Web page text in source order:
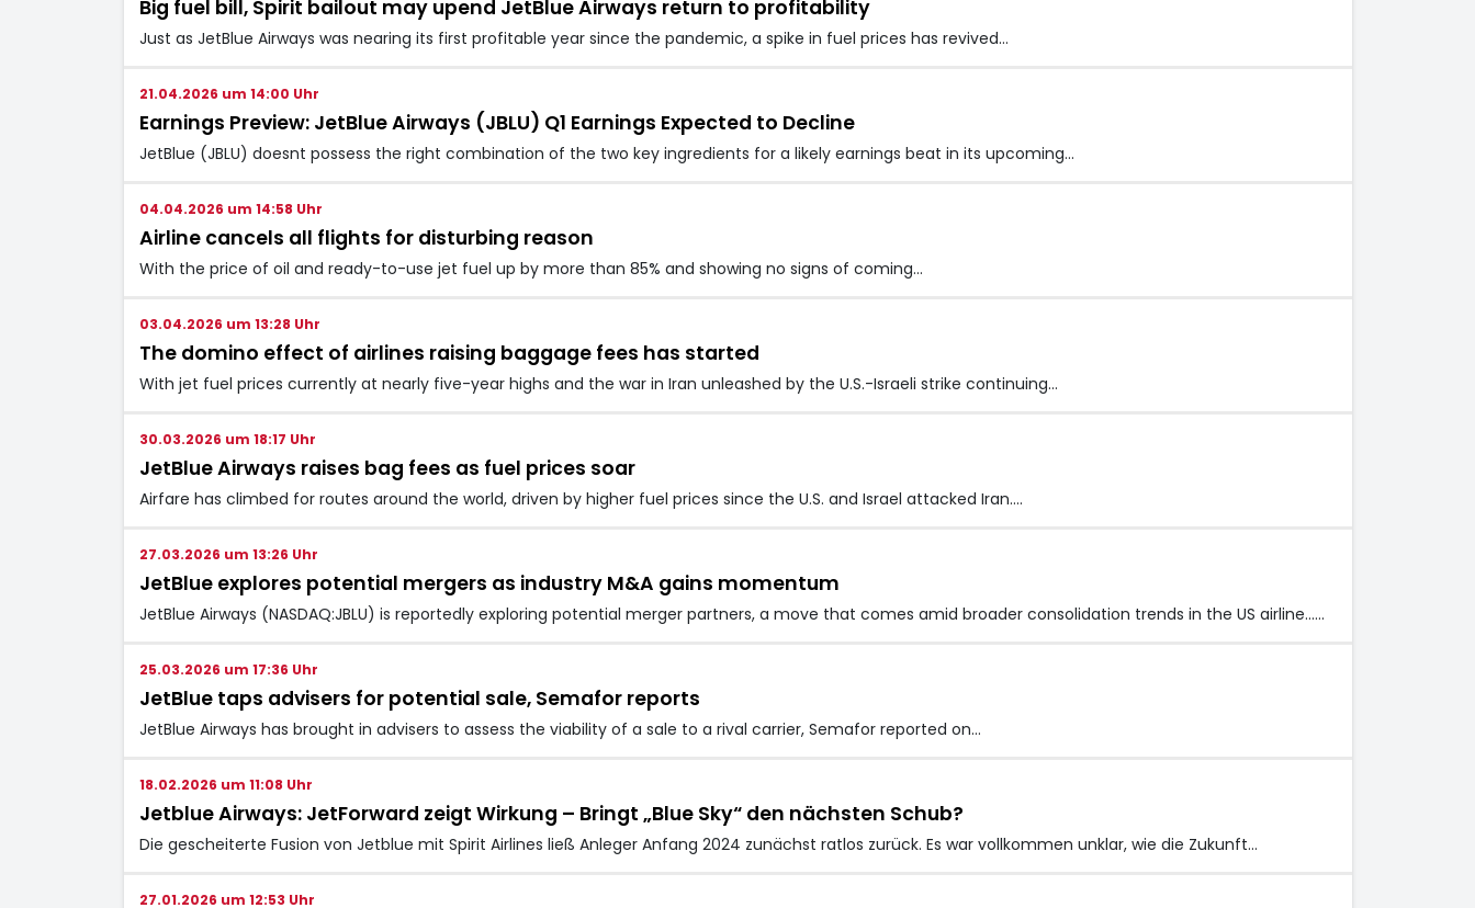
Big fuel bill, Spirit bailout may upend JetBlue Airways return to profitability
Just as JetBlue Airways was nearing its first profitable year since the pandemic, a spike in fuel prices has revived…
21.04.2026 um 14:00 Uhr
Earnings Preview: JetBlue Airways (JBLU) Q1 Earnings Expected to Decline
JetBlue (JBLU) doesnt possess the right combination of the two key ingredients for a likely earnings beat in its upcoming…
04.04.2026 um 14:58 Uhr
Airline cancels all flights for disturbing reason
With the price of oil and ready-to-use jet fuel up by more than 85% and showing no signs of coming…
03.04.2026 um 13:28 Uhr
The domino effect of airlines raising baggage fees has started
With jet fuel prices currently at nearly five-year highs and the war in Iran unleashed by the U.S.-Israeli strike continuing…
30.03.2026 um 18:17 Uhr
JetBlue Airways raises bag fees as fuel prices soar
Airfare has climbed for routes around the world, driven by higher fuel prices since the U.S. and Israel attacked Iran.…
27.03.2026 um 13:26 Uhr
JetBlue explores potential mergers as industry M&A gains momentum
JetBlue Airways (NASDAQ:JBLU) is reportedly exploring potential merger partners, a move that comes amid broader consolidation trends in the US airline...…
25.03.2026 um 17:36 Uhr
JetBlue taps advisers for potential sale, Semafor reports
JetBlue Airways has brought in advisers to assess the viability of a sale to a rival carrier, Semafor reported on…
18.02.2026 um 11:08 Uhr
Jetblue Airways: JetForward zeigt Wirkung – Bringt „Blue Sky“ den nächsten Schub?
Die gescheiterte Fusion von Jetblue mit Spirit Airlines ließ Anleger Anfang 2024 zunächst ratlos zurück. Es war vollkommen unklar, wie die Zukunft…
27.01.2026 um 12:53 Uhr